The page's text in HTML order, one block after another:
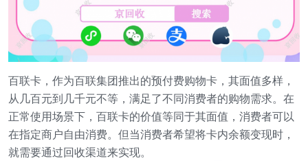
百联卡，作为百联集团推出的预付费购物卡，其面值多样，
从几百元到几千元不等，满足了不同消费者的购物需求。在
正常使用场景下，百联卡的价值等同于其面值，消费者可以
在指定商户自由消费。但当消费者希望将卡内余额变现时，
就需要通过回收渠道来实现。